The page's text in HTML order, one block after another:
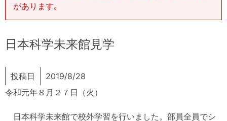
があります｡
日本科学未来館見学
投稿日
2019/8/28
令和元年８月２７日（火）
日本科学未来館で校外学習を行いました。部員全員でシ